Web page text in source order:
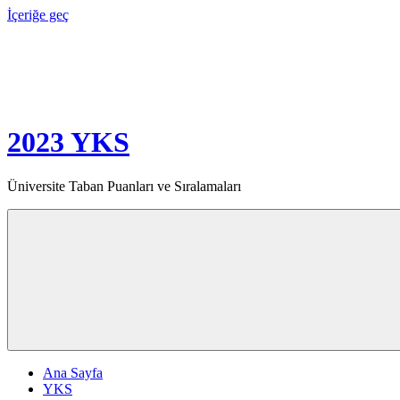
İçeriğe geç
2023 YKS
Üniversite Taban Puanları ve Sıralamaları
Ana Sayfa
YKS